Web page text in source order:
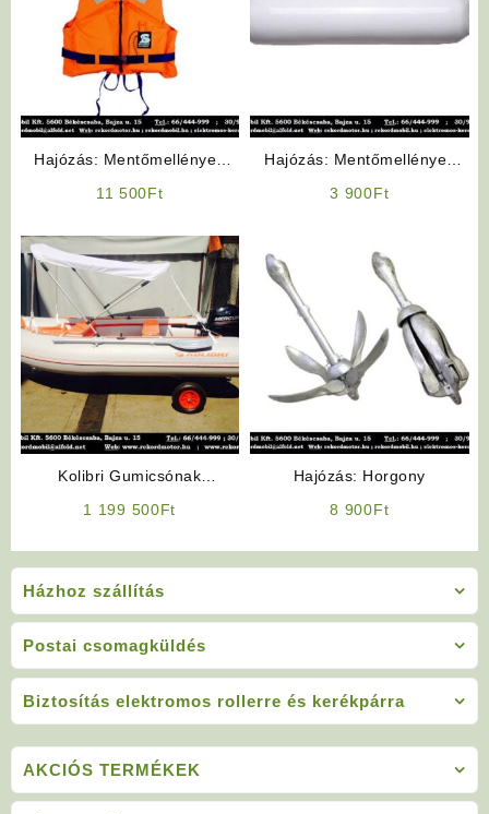
Házhoz szállítás
Postai csomagküldés
Biztosítás elektromos rollerre és kerékpárra
Hajózás: Mentőmellények
11 500Ft
Hajózás: Mentőmellények
3 900Ft
Kolibri Gumicsónak
1 199 500Ft
Hajózás: Horgony
8 900Ft
AKCIÓS TERMÉKEK